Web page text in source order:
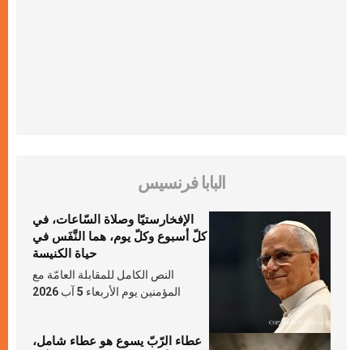
البابا فرنسيس
الإفخارستيّا وصلاة السّاعات، في
كلّ أسبوع وكلّ يوم، هما النَّفَس في
حياة الكنيسة
النص الكامل للمقابلة العامّة مع
المؤمنين يوم الأربعاء 5 آب 2026
عطاء الرّبّ يسوع هو عطاء شامل،